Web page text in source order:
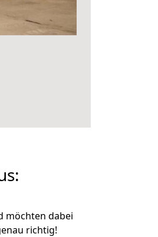
möchten dabei
richtig!